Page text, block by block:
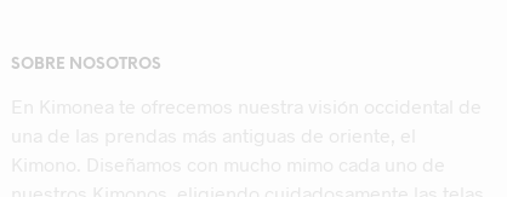
SOBRE NOSOTROS